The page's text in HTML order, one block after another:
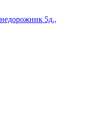
5д.,